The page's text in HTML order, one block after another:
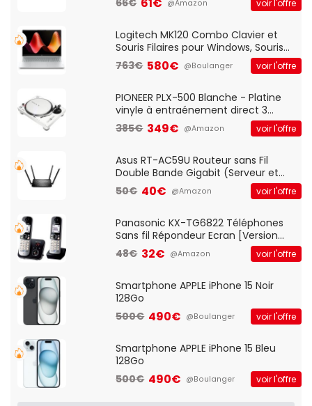
And Play, Confortable, Taille
QWERTY UK - Noir
66€ @Amazon voir l'offre
Logitech MK120 Combo Clavier et
Souris Filaires pour Windows, Souris
Optique Filaire, Connexion USB Plug
And Play, Confortable, Taille
QWERTY UK - Noir
763€ 580€ @Boulanger voir l'offre
PIONEER PLX-500 Blanche - Platine
vinyle à entraénement direct 3
vitesses (33-45-78 trs/min) avec
pre-ampli intégré et port USB
385€ 349€ @Amazon voir l'offre
Asus RT-AC59U Routeur sans Fil
Double Bande Gigabit (Serveur et
Client VPN, Triple Vlan, Mode Point
d'accès et Bridge, contrôle Parental,
50€ 40€ @Amazon voir l'offre
Panasonic KX-TG6822 Téléphones
Sans fil Répondeur Ecran [Version
Française]
48€ 32€ @Amazon voir l'offre
Smartphone APPLE iPhone 15 Noir
128Go
500€ 490€ @Boulanger voir l'offre
Smartphone APPLE iPhone 15 Bleu
128Go
500€ 490€ @Boulanger voir l'offre